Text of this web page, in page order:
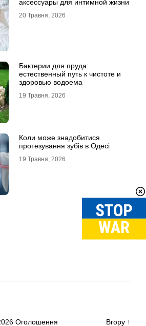
аксессуары для интимной жизни
20 Травня, 2026
Бактерии для пруда:
естественный путь к чистоте и
здоровью водоема
19 Травня, 2026
Коли може знадобитися
протезування зубів в Одесі
19 Травня, 2026
Оголошення Вгору ↑